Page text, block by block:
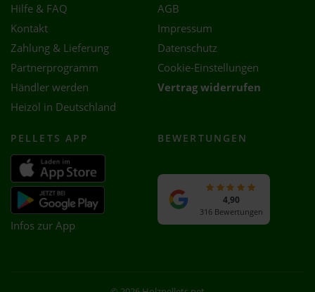
Hilfe & FAQ
Kontakt
Zahlung & Lieferung
Partnerprogramm
Händler werden
Heizöl in Deutschland
AGB
Impressum
Datenschutz
Cookie-Einstellungen
Vertrag widerrufen
PELLETS APP
Infos zur App
BEWERTUNGEN
4,90
316 Bewertungen